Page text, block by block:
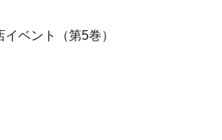
イベント（第5巻）